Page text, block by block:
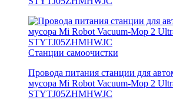
Станции самоочистки
Провода питания станции для
мусора Mi Robot Vacuum-Mop 2
STYTJ05ZHMHWJC